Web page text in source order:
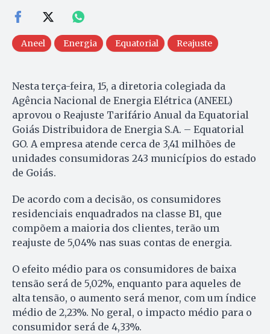
Aneel Energia Equatorial Reajuste
Nesta terça-feira, 15, a diretoria colegiada da
Agência Nacional de Energia Elétrica (ANEEL)
aprovou o Reajuste Tarifário Anual da Equatorial
Goiás Distribuidora de Energia S.A. – Equatorial
GO. A empresa atende cerca de 3,41 milhões de
unidades consumidoras 243 municípios do estado
de Goiás.
De acordo com a decisão, os consumidores
residenciais enquadrados na classe B1, que
compõem a maioria dos clientes, terão um
reajuste de 5,04% nas suas contas de energia.
O efeito médio para os consumidores de baixa
tensão será de 5,02%, enquanto para aqueles de
alta tensão, o aumento será menor, com um índice
médio de 2,23%. No geral, o impacto médio para o
consumidor será de 4,33%.